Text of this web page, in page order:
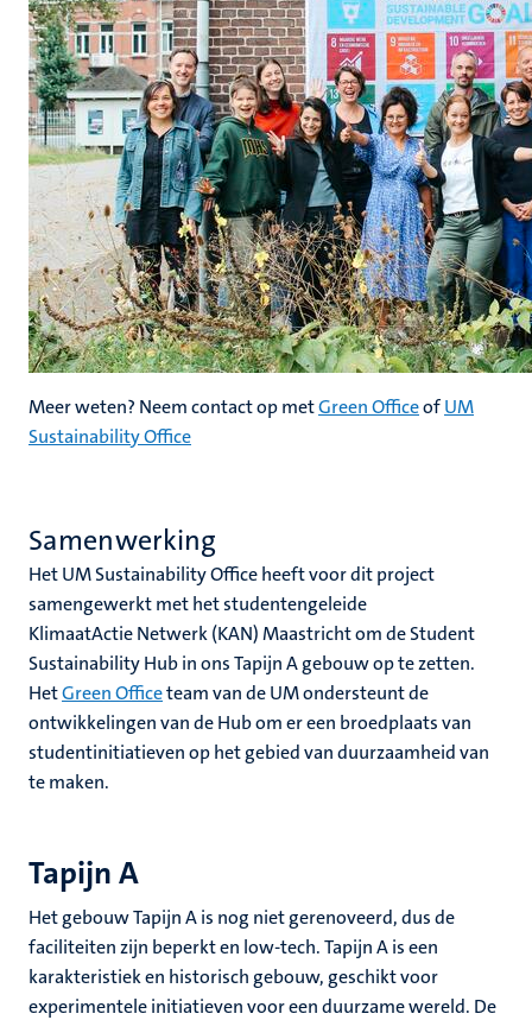
Meer weten? Neem contact op metGreen OfficeofUM
Sustainability Office
Samenwerking
Het UM Sustainability Office heeft voor dit project
samengewerkt met het studentengeleide
KlimaatActie Netwerk (KAN) Maastricht om de Student
Sustainability Hub in ons Tapijn A gebouw op te zetten.
HetGreen Officeteam van de UM ondersteunt de
ontwikkelingen van de Hub om er een broedplaats van
studentinitiatieven op het gebied van duurzaamheid van
te maken.
Tapijn A
Het gebouw Tapijn A is nog niet gerenoveerd, dus de
faciliteiten zijn beperkt en low-tech. Tapijn A is een
karakteristiek en historisch gebouw, geschikt voor
experimentele initiatieven voor een duurzame wereld. De